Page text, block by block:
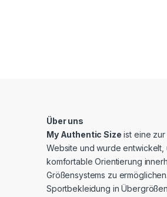
Über uns
My Authentic Size ist eine
Website und wurde entwickelt,
komfortable Orientierung
Größensystems zu
Sportbekleidung in